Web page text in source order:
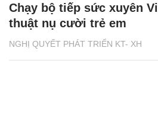
NGHỊ QUYẾT PHÁT TRIỂN KT- XH
Chạy bộ tiếp sức xuyên
thuật nụ cười trẻ em